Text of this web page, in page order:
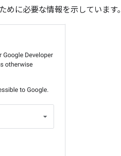
めに必要な情報を示しています。